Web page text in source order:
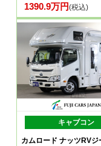
1390.9万円(税込)
キャブコン
カムロード ナッツRVジ